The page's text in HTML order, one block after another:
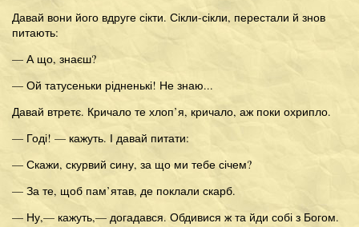
Давай вони його вдруге сікти. Сікли-сікли, перестали й знов
питають:
— А що, знаєш?
— Ой татусеньки рідненькі! Не знаю...
Давай втретє. Кричало те хлоп’я, кричало, аж поки охрипло.
— Годі! — кажуть. І давай питати:
— Скажи, скурвий сину, за що ми тебе січем?
— За те, щоб пам’ятав, де поклали скарб.
— Ну,— кажуть,— догадався. Обдивися ж та йди собі з Богом.